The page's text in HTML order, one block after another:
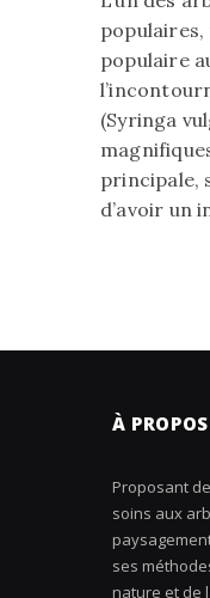
populaire
(Syringa
principale,
d’avoir un
À
Proposant
soins aux
ses
nature et de